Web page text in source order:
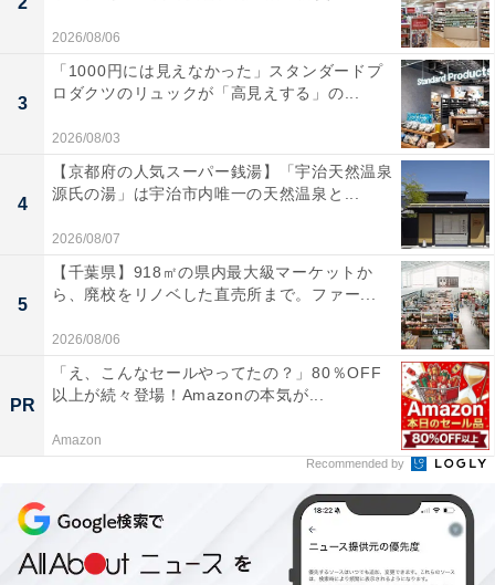
2026/08/06
3
「1000円には見えなかった」スタンダードプ
ロダクツのリュックが「高見えする」の...
2026/08/03
4
【京都府の人気スーパー銭湯】「宇治天然温泉
源氏の湯」は宇治市内唯一の天然温泉と...
2026/08/07
5
【千葉県】918㎡の県内最大級マーケットか
ら、廃校をリノベした直売所まで。ファー...
2026/08/06
PR
「え、こんなセールやってたの？」80％OFF
以上が続々登場！Amazonの本気が...
Amazon
Recommended by